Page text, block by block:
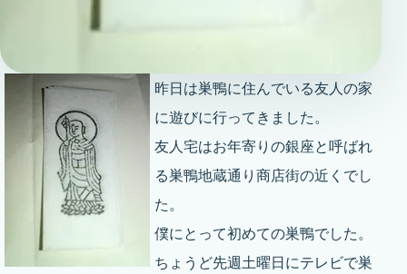
昨日は巣鴨に住んでいる友人の家
に遊びに行ってきました。
友人宅はお年寄りの銀座と呼ばれ
る巣鴨地蔵通り商店街の近くでし
た。
僕にとって初めての巣鴨でした。
ちょうど先週土曜日にテレビで巣